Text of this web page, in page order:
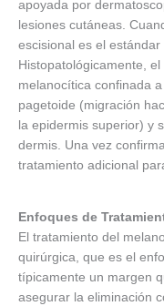
apoyada por
lesiones cutáneas.
escisional es el
Histopatológicamente,
melanocítica confinada
pagetoide (migración
la epidermis superior) y
dermis. Una vez
tratamiento adicional
Enfoques de
El tratamiento del
quirúrgica, que es el
típicamente un margen
asegurar la eliminación